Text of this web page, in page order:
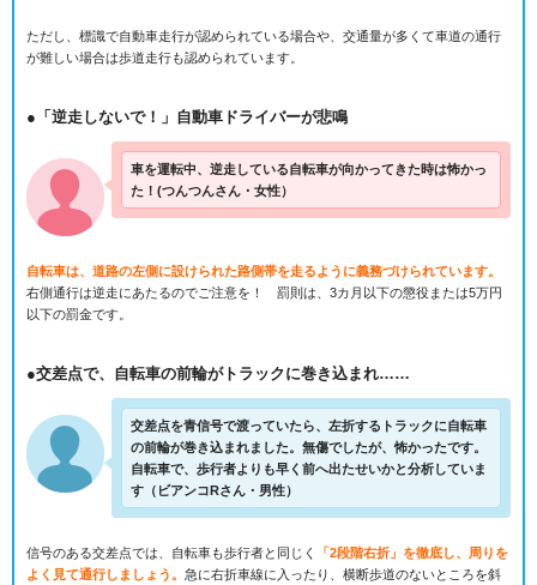
ただし、標識で自動車走行が認められている場合や、交通量が多くて車道の通行
が難しい場合は歩道走行も認められています。
●「逆走しないで！」自動車ドライバーが悲鳴
車を運転中、逆走している自転車が向かってきた時は怖かっ
た！(つんつんさん・女性）
自転車は、道路の左側に設けられた路側帯を走るように義務づけられています。
右側通行は逆走にあたるのでご注意を！ 罰則は、3カ月以下の懲役または5万円
以下の罰金です。
●交差点で、自転車の前輪がトラックに巻き込まれ……
交差点を青信号で渡っていたら、左折するトラックに自転車
の前輪が巻き込まれました。無傷でしたが、怖かったです。
自転車で、歩行者よりも早く前へ出たせいかと分析していま
す（ビアンコRさん・男性）
信号のある交差点では、自転車も歩行者と同じく
「2段階右折」を徹底し、周りを
よく見て通行しましょう。 急に右折車線に入ったり、横断歩道のないところを斜